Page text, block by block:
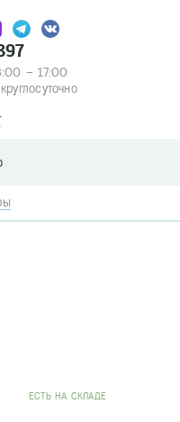
– 17:00
EСТЬ НА СКЛАДЕ